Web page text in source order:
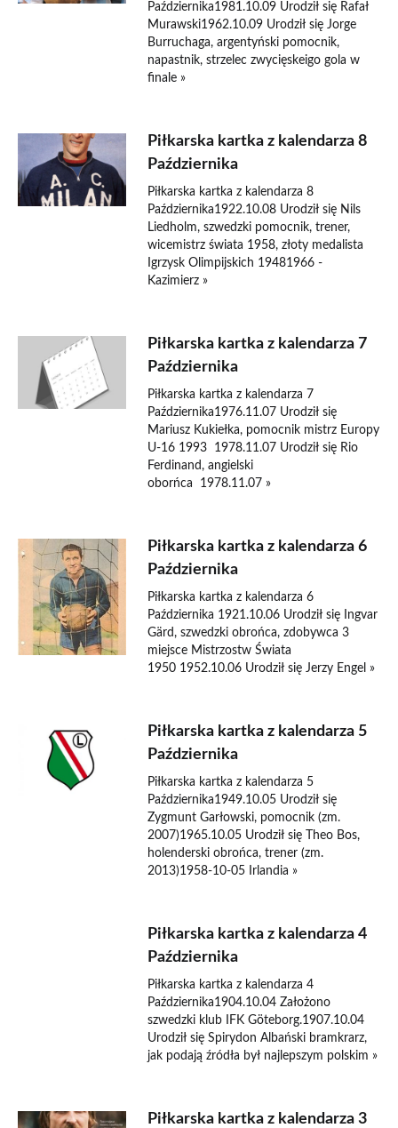
Października1981.10.09 Urodził się Rafał
Murawski1962.10.09 Urodził się Jorge
Burruchaga, argentyński pomocnik,
napastnik, strzelec zwycięskeigo gola w
finale »
Piłkarska kartka z kalendarza 8
Października
Piłkarska kartka z kalendarza 8
Października1922.10.08 Urodził się Nils
Liedholm, szwedzki pomocnik, trener,
wicemistrz świata 1958, złoty medalista
Igrzysk Olimpijskich 19481966 -
Kazimierz »
Piłkarska kartka z kalendarza 7
Października
Piłkarska kartka z kalendarza 7
Października1976.11.07 Urodził się
Mariusz Kukiełka, pomocnik mistrz Europy
U-16 1993 1978.11.07 Urodził się Rio
Ferdinand, angielski
oborńca 1978.11.07 »
Piłkarska kartka z kalendarza 6
Października
Piłkarska kartka z kalendarza 6
Października 1921.10.06 Urodził się Ingvar
Gärd, szwedzki obrońca, zdobywca 3
miejsce Mistrzostw Świata
1950 1952.10.06 Urodził się Jerzy Engel »
Piłkarska kartka z kalendarza 5
Października
Piłkarska kartka z kalendarza 5
Października1949.10.05 Urodził się
Zygmunt Garłowski, pomocnik (zm.
2007)1965.10.05 Urodził się Theo Bos,
holenderski obrońca, trener (zm.
2013)1958-10-05 Irlandia »
Piłkarska kartka z kalendarza 4
Października
Piłkarska kartka z kalendarza 4
Października1904.10.04 Założono
szwedzki klub IFK Göteborg.1907.10.04
Urodził się Spirydon Albański bramkrarz,
jak podają źródła był najlepszym polskim »
Piłkarska kartka z kalendarza 3